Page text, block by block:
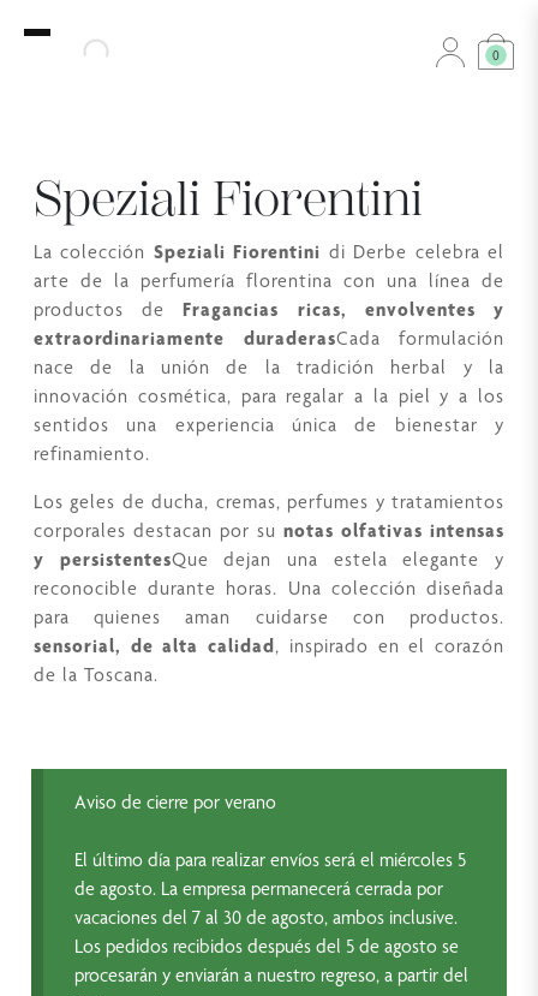
0
Speziali Fiorentini
La colección Speziali Fiorentini di Derbe celebra el
arte de la perfumería florentina con una línea de
productos deFragancias ricas, envolventes y
extraordinariamente duraderasCada formulación
nace de la unión de la tradición herbal y la
innovación cosmética, para regalar a la piel y a los
sentidos una experiencia única de bienestar y
refinamiento.
Los geles de ducha, cremas, perfumes y tratamientos
corporales destacan por su notas olfativas intensas
y persistentesQue dejan una estela elegante y
reconocible durante horas. Una colección diseñada
para quienes aman cuidarse con productos.
sensorial, de alta calidad, inspirado en el corazón
de la Toscana.
Aviso de cierre por verano
El último día para realizar envíos será el miércoles 5
de agosto. La empresa permanecerá cerrada por
vacaciones del 7 al 30 de agosto, ambos inclusive.
Los pedidos recibidos después del 5 de agosto se
procesarán y enviarán a nuestro regreso, a partir del